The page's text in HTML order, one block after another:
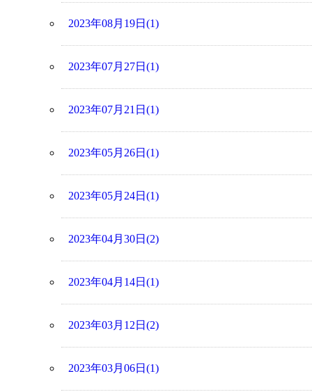
2023年08月19日(1)
2023年07月27日(1)
2023年07月21日(1)
2023年05月26日(1)
2023年05月24日(1)
2023年04月30日(2)
2023年04月14日(1)
2023年03月12日(2)
2023年03月06日(1)